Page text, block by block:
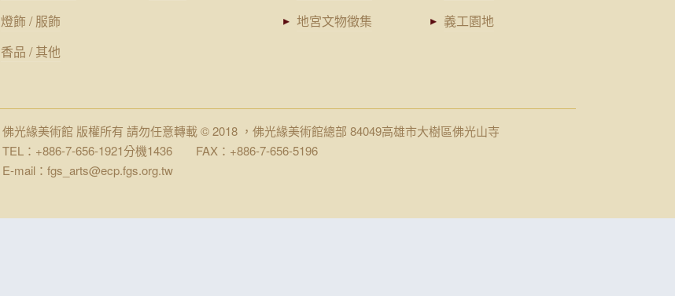
燈飾 / 服飾
香品 / 其他
地宮文物徵集
義工園地
佛光緣美術館 版權所有 請勿任意轉載 © 2018 ，佛光緣美術館總部 84049高雄市大樹區佛光山寺
TEL：+886-7-656-1921分機1436 FAX：+886-7-656-5196
E-mail：fgs_arts@ecp.fgs.org.tw